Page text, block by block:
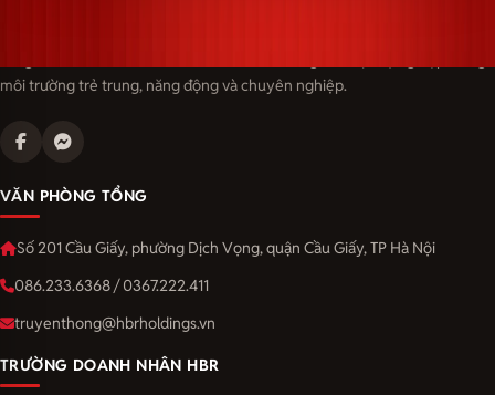
môi trường trẻ trung, năng động và chuyên nghiệp.
VĂN PHÒNG TỔNG
Số 201 Cầu Giấy, phường Dịch Vọng, quận Cầu Giấy, TP Hà Nội
086.233.6368 / 0367.222.411
truyenthong@hbrholdings.vn
TRƯỜNG DOANH NHÂN HBR